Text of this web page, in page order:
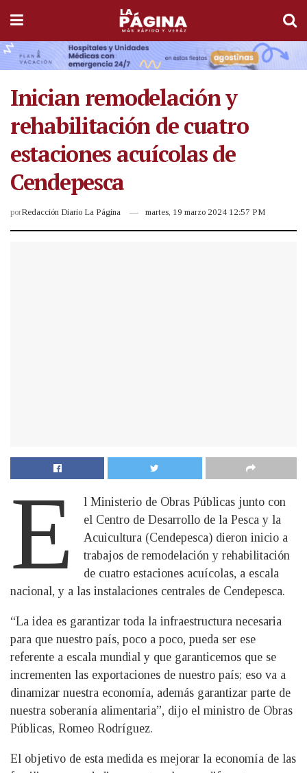
Inician remodelación y
rehabilitación de cuatro
estaciones acuícolas de
Cendepesca
porRedacción Diario La Página martes, 19 marzo 2024 12:57 PM
E
l Ministerio de Obras Públicas junto con
el Centro de Desarrollo de la Pesca y la
Acuicultura (Cendepesca) dieron inicio a
trabajos de remodelación y rehabilitación
de cuatro estaciones acuícolas, a escala
nacional, y a las instalaciones centrales de Cendepesca.
“La idea es garantizar toda la infraestructura necesaria
para que nuestro país, poco a poco, pueda ser ese
referente a escala mundial y que garanticemos que se
incrementen las exportaciones de nuestro país; eso va a
dinamizar nuestra economía, además garantizar parte de
nuestra soberanía alimentaria”, dijo el ministro de Obras
Públicas, Romeo Rodríguez.
El objetivo de esta medida es mejorar la economía de las